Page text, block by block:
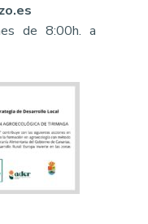
de 8:00h. a